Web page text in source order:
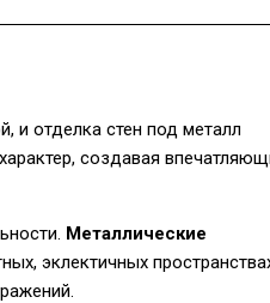
и отделка стен под металл
создавая
Металлические
эклектичных